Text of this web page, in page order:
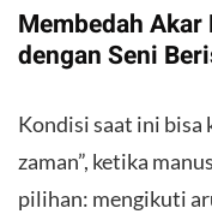
​Membedah
dengan Seni
​Kondisi saat ini bisa
zaman”, ketika
pilihan: mengikuti